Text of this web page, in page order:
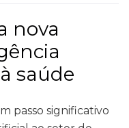
nova
saúde
passo significativo